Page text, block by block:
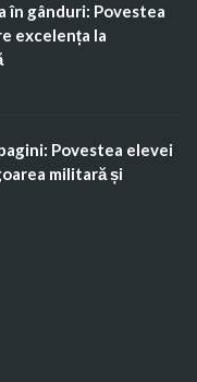
în gânduri: Povestea
excelența la
Povestea elevei
militară și